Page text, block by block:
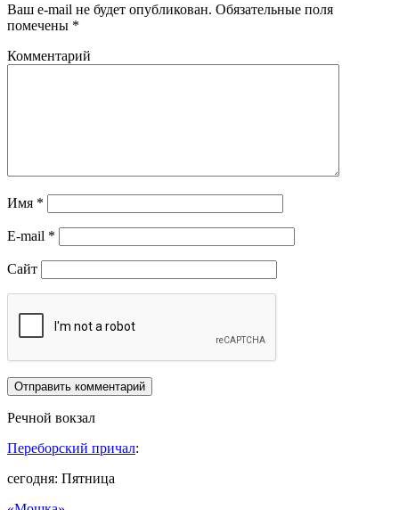
Ваш e-mail не будет опубликован. Обязательные поля
помечены *
Комментарий
Имя *
E-mail *
Сайт
Речной вокзал
Переборский причал:
сегодня: Пятница